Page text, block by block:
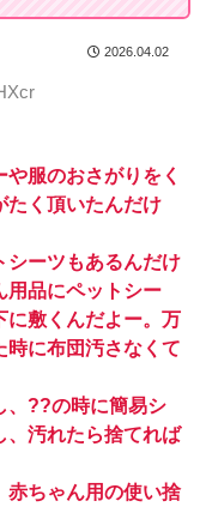
2026.04.02
服のおさがりをく
たく頂いたんだけ
シーツもあるんだけ
用品にペットシー
に敷くんだよー。万
時に布団汚さなくて
、??の時に簡易シ
、汚れたら捨てれば
赤ちゃん用の使い捨